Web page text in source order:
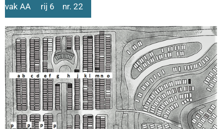
vak AA rij 6 nr. 22